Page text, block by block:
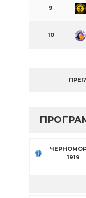
9
10
1919